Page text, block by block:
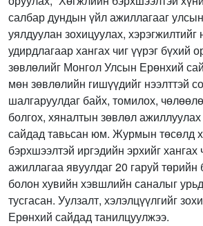
салбар дундын үйл ажиллагааг
уялдуулан зохицуулах, хэрэгжилтийг
удирдлагаар хангах чиг үүрэг бүхий
зөвлөлийг Монгол Улсын Ерөнхий
мөн зөвлөлийн гишүүдийг нээлттэй
шалгаруулдаг байх, томилох,
болгох, хяналтын зөвлөл
сайдад тавьсан юм. Журмын төсөлд
бэрхшээлтэй иргэдийн эрхийг хангах
ажиллагаа явуулдаг 20 гаруй төрийн
болон хувийн хэвшлийн саналыг
тусгасан. Уулзалт, хэлэлцүүлгийг
Ерөнхий сайдад танилцуулжээ.